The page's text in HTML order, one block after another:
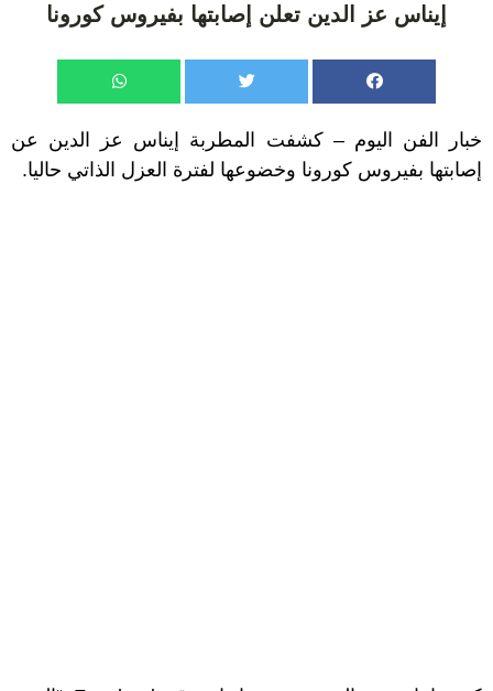
إيناس عز الدين تعلن إصابتها بفيروس كورونا
خبار الفن اليوم – كشفت المطربة إيناس عز الدين عن
إصابتها بفيروس كورونا وخضوعها لفترة العزل الذاتي حاليا.